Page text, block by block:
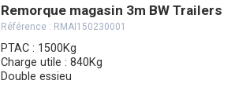
Remorque magasin 3m BW Trailers
Référence : RMAI150230001
PTAC : 1500Kg
Charge utile : 840Kg
Double essieu